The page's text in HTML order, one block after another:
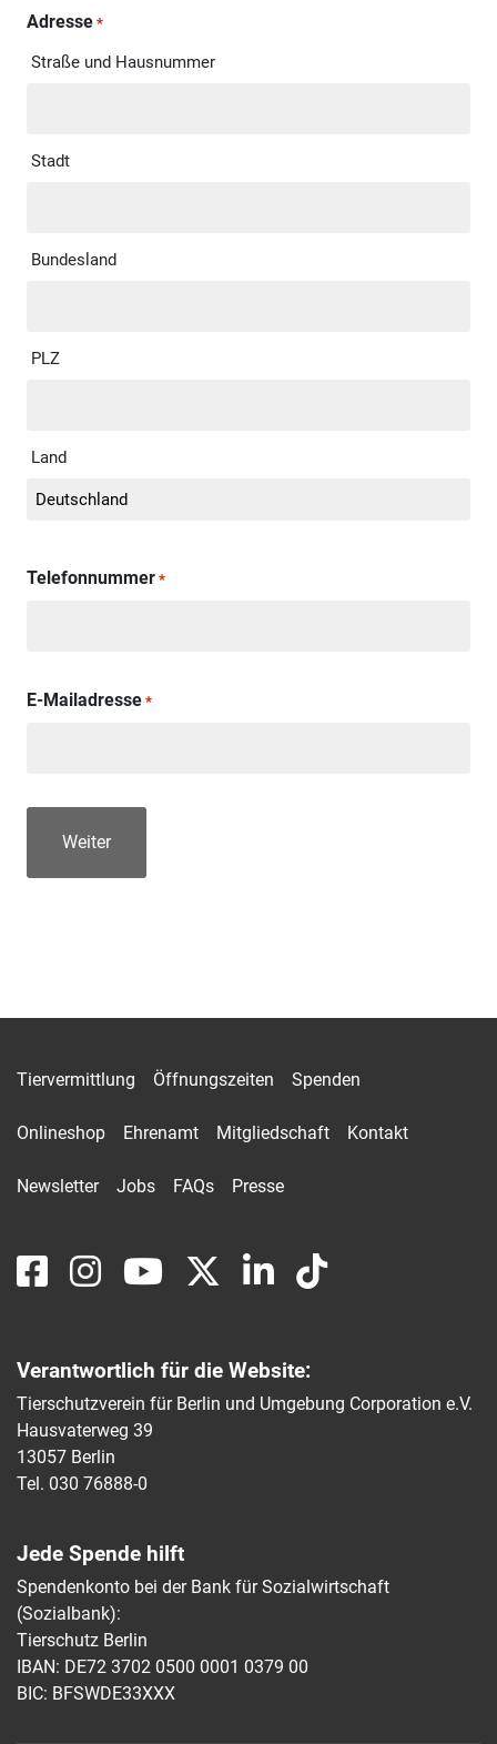
Adresse *
Straße und Hausnummer
Stadt
Bundesland
PLZ
Land
Telefonnummer *
E-Mailadresse *
Tiervermittlung Öffnungszeiten Spenden
Onlineshop Ehrenamt Mitgliedschaft Kontakt
Newsletter Jobs FAQs Presse
Verantwortlich für die Website:
Tierschutzverein für Berlin und Umgebung Corporation e.V.
Hausvaterweg 39
13057 Berlin
Tel. 030 76888-0
Jede Spende hilft
Spendenkonto bei der Bank für Sozialwirtschaft
(Sozialbank):
Tierschutz Berlin
IBAN: DE72 3702 0500 0001 0379 00
BIC: BFSWDE33XXX